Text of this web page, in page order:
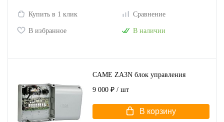
Купить в 1 клик Сравнение
В избранное В наличии
CAME ZA3N блок управления
9 000 ₽ / шт
В корзину